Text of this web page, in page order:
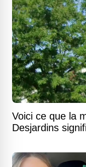
Voici ce que la
Desjardins